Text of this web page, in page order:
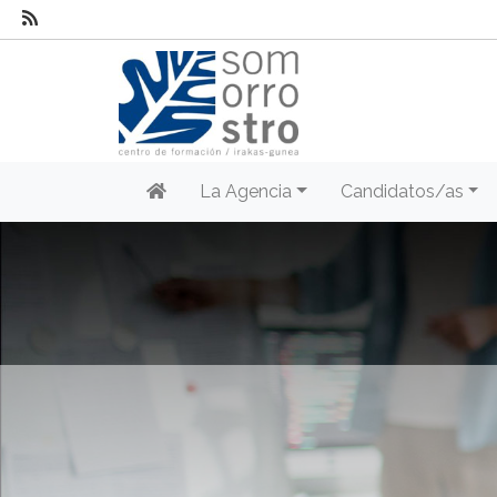
La Agencia Candidatos/as